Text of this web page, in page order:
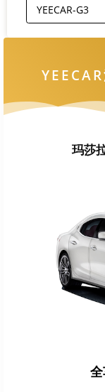
玛莎
全